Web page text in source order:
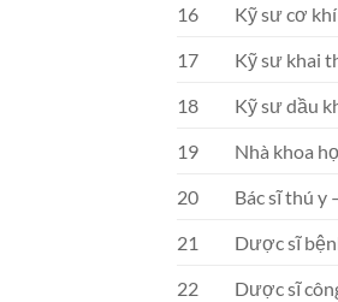
16
Kỹ sư cơ
17
Kỹ sư khai
18
Kỹ sư dầu
19
Nhà khoa
20
Bác sĩ thú y
21
Dược sĩ
22
Dược sĩ